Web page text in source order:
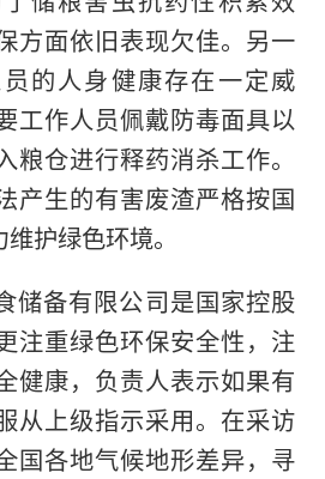
方面依旧表现欠佳。另一
的人身健康存在一定威
工作人员佩戴防毒面具以
粮仓进行释药消杀工作。
产生的有害废渣严格按国
护绿色环境。
储备有限公司是国家控股
注重绿色环保安全性，注
健康，负责人表示如果有
从上级指示采用。在采访
国各地气候地形差异，寻